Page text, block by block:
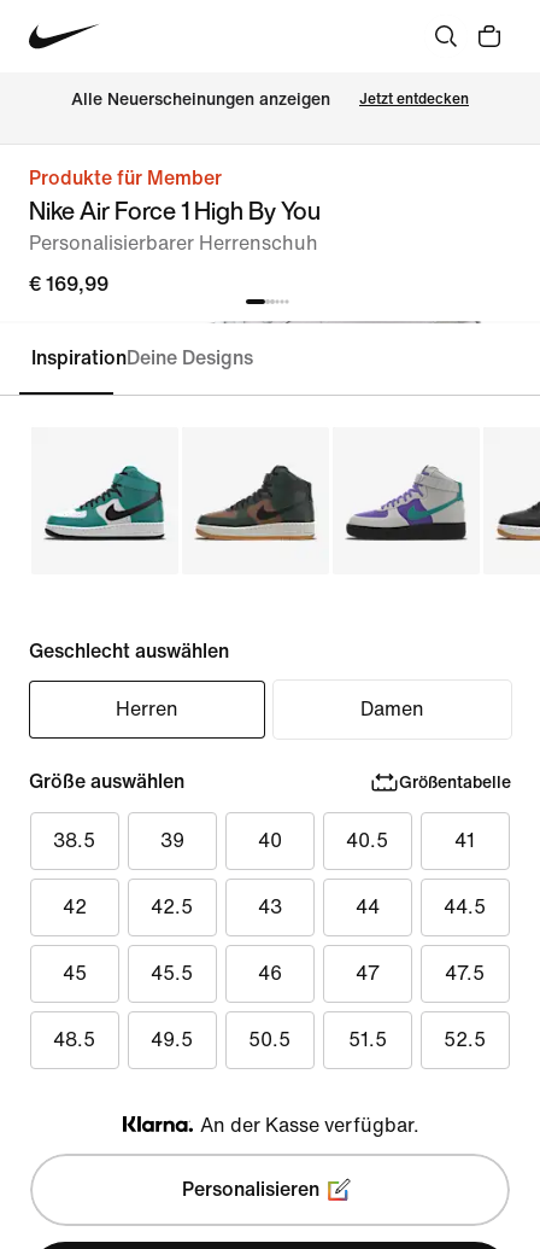
Alle Neuerscheinungen anzeigen Jetzt entdecken
Produkte für Member
Nike Air Force 1 High By You
Personalisierbarer Herrenschuh
€ 169,99
Personalisieren
InspirationDeine Designs
Geschlecht auswählen
Herren Damen
Größe auswählen Größentabelle
38.5 39 40 40.5 41
42 42.5 43 44 44.5
45 45.5 46 47 47.5
48.5 49.5 50.5 51.5 52.5
Klarna
An der Kasse verfügbar.
Personalisieren